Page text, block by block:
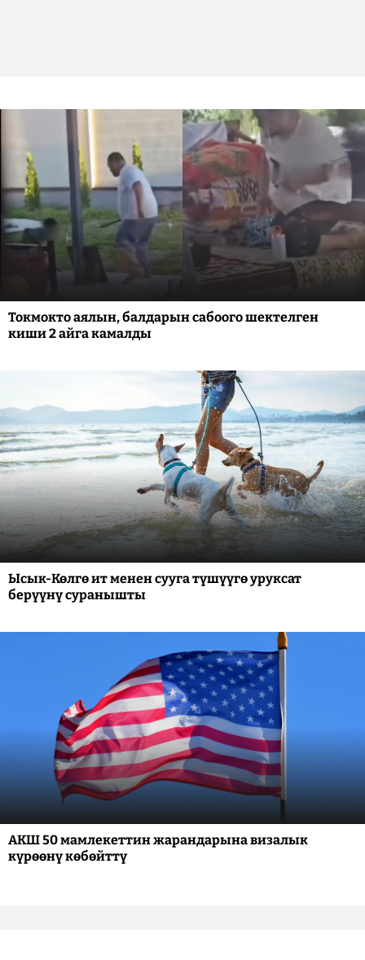
Токмокто аялын, балдарын сабоого шектелген
киши 2 айга камалды
Ысык-Көлгө ит менен сууга түшүүгө уруксат
берүүнү суранышты
АКШ 50 мамлекеттин жарандарына визалык
күрөөнү көбөйттү